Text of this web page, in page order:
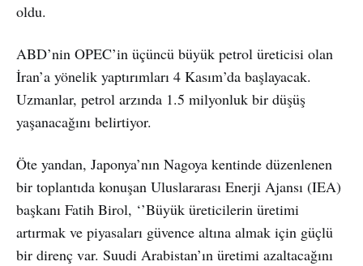
oldu.
ABD’nin OPEC’in üçüncü büyük petrol üreticisi olan
İran’a yönelik yaptırımları 4 Kasım’da başlayacak.
Uzmanlar, petrol arzında 1.5 milyonluk bir düşüş
yaşanacağını belirtiyor.
Öte yandan, Japonya’nın Nagoya kentinde düzenlenen
bir toplantıda konuşan Uluslararası Enerji Ajansı (IEA)
başkanı Fatih Birol, ‘’Büyük üreticilerin üretimi
artırmak ve piyasaları güvence altına almak için güçlü
bir direnç var. Suudi Arabistan’ın üretimi azaltacağını